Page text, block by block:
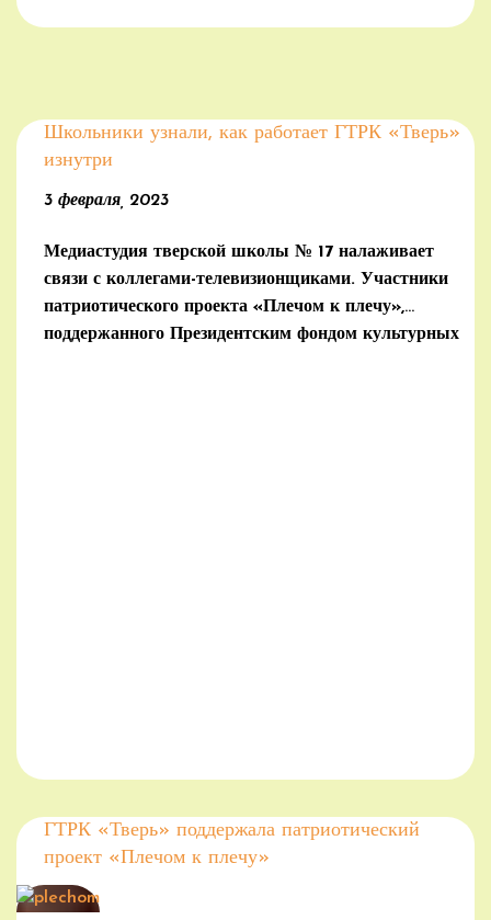
Школьники узнали, как работает ГТРК «Тверь»
изнутри
3 февраля, 2023
Медиастудия тверской школы № 17 налаживает
связи с коллегами-телевизионщиками. Участники
патриотического проекта «Плечом к плечу»,
поддержанного Президентским фондом культурных
ГТРК «Тверь» поддержала патриотический
проект «Плечом к плечу»